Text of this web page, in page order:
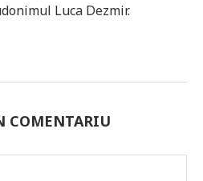
Luca Dezmir.
COMENTARIU